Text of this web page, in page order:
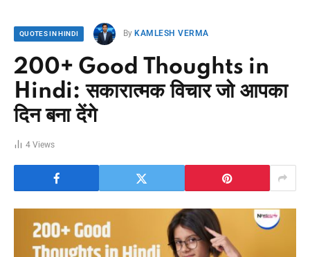
QUOTES IN HINDI By KAMLESH VERMA
200+ Good Thoughts in
Hindi: सकारात्मक विचार जो आपका
दिन बना देंगे
4 Views